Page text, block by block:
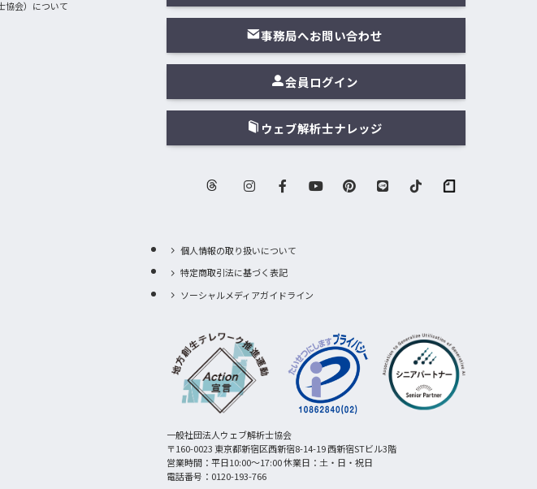
協会）について
事務局へお問い合わせ
会員ログイン
ウェブ解析士ナレッジ
個人情報の取り扱いについて
特定商取引法に基づく表記
ソーシャルメディアガイドライン
一般社団法人ウェブ解析士協会
〒160-0023 東京都新宿区西新宿8-14-19 西新宿STビル3階
営業時間：平日10:00〜17:00 休業日：土・日・祝日
電話番号：0120-193-766